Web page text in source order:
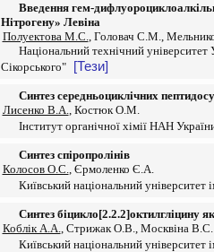
Введення гем-
Нітрогену» Левіна
Полуектова М.С., Головач С.М.,
Національний технічний університет
Сікорського"
[Тези]
Синтез середньоциклічних
Лисенко В.А., Костюк О.М.
Інститут органічної хімії НАН
Синтез спіропролінів
Колосов О.С., Єрмоленко Є.А.
Київський національний університет
Синтез біцикло[2.2.2]октилгліцину
Коблік А.А., Стрижак О.В., Москвіна В.С.
Київський національний університет